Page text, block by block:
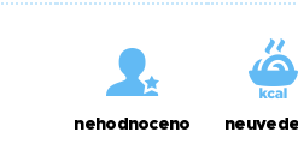
nehodnoceno